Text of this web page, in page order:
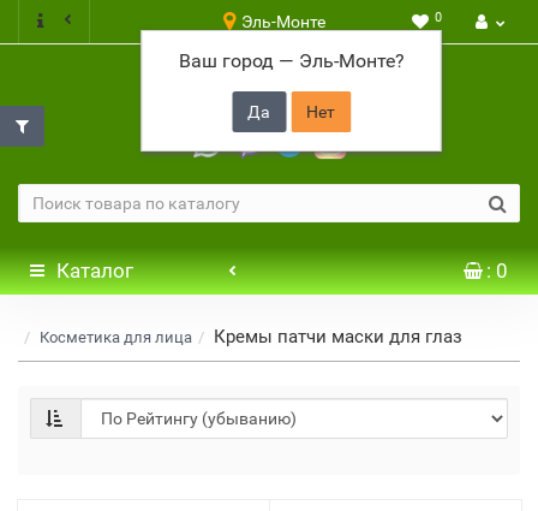
Эль-Монте
Ваш город — Эль-Монте?
0
+7 917 646 65 48
Каталог : 0
Косметика для лица Кремы патчи маски для глаз